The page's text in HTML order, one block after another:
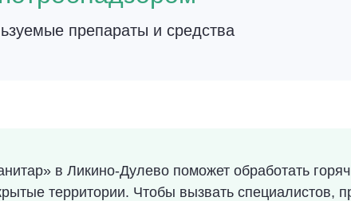
препараты и средства
в Ликино-Дулево поможет обработать
территории. Чтобы вызвать специалистов,